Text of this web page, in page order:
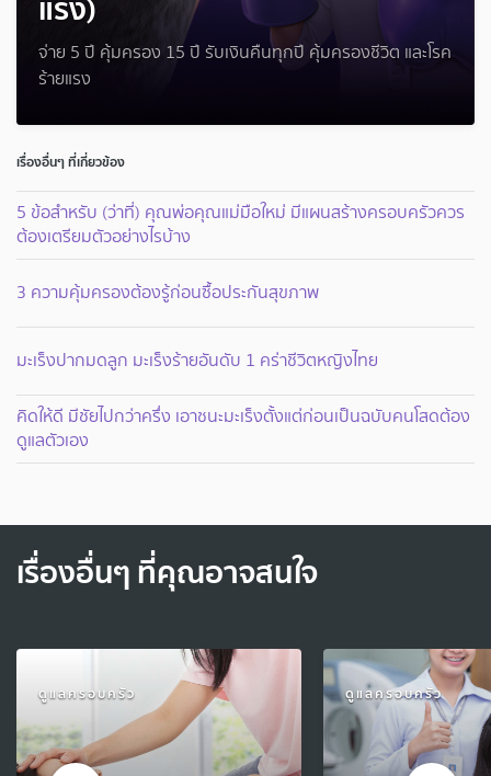
จ่าย 5 ปี คุ้มครอง 15 ปี รับเงินคืนทุกปี คุ้มครองชีวิต และโรค
ร้ายแรง
เรื่องอื่นๆ ที่เกี่ยวข้อง
5 ข้อสำหรับ (ว่าที่) คุณพ่อคุณแม่มือใหม่ มีแผนสร้างครอบครัวควร
ต้องเตรียมตัวอย่างไรบ้าง
3 ความคุ้มครองต้องรู้ก่อนซื้อประกันสุขภาพ
มะเร็งปากมดลูก มะเร็งร้ายอันดับ 1 คร่าชีวิตหญิงไทย
คิดให้ดี มีชัยไปกว่าครึ่ง เอาชนะมะเร็งตั้งแต่ก่อนเป็นฉบับคนโสดต้อง
ดูแลตัวเอง
เรื่องอื่นๆ ที่คุณอาจสนใจ
ดูแลครอบครัว ดูแลครอบครัว